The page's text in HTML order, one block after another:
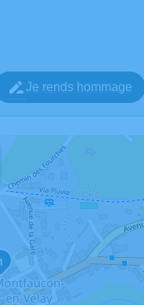
Je rends hommage
1